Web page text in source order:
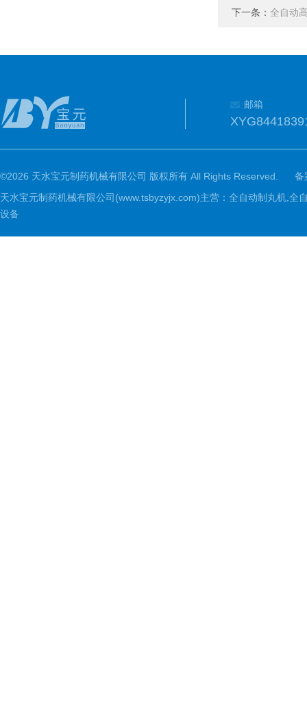
下一条： 全自动
邮箱
©2026 天水宝元制药机械有限公司 版权所有 All Rights Reserved.
备
天水宝元制药机械有限公司(www.tsbyzyjx.com)主营：全自动制丸机,
设备